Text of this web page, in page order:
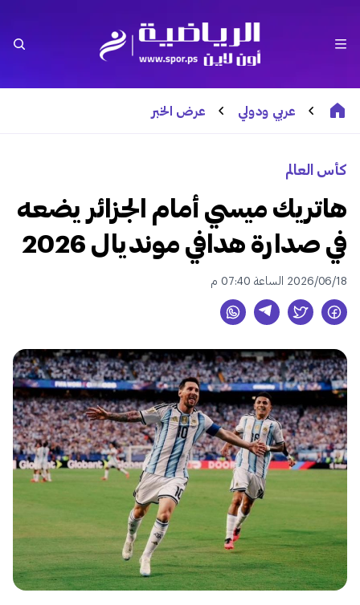
عربي ودولي عرض الخبر
كأس العالم
هاتريك ميسي أمام الجزائر يضعه
في صدارة هدافي مونديال 2026
2026/06/18 الساعة 07:40 م